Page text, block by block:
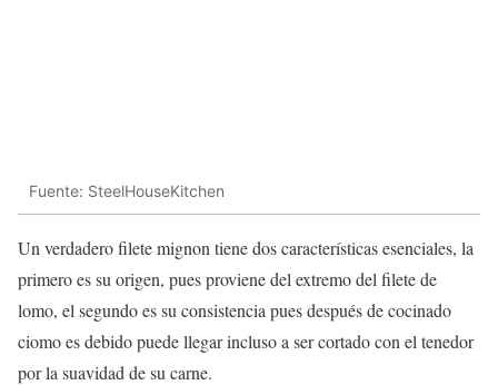
Fuente: SteelHouseKitchen
Un verdadero filete mignon tiene dos características esenciales, la
primero es su origen, pues proviene del extremo del filete de
lomo, el segundo es su consistencia pues después de cocinado
ciomo es debido puede llegar incluso a ser cortado con el tenedor
por la suavidad de su carne.